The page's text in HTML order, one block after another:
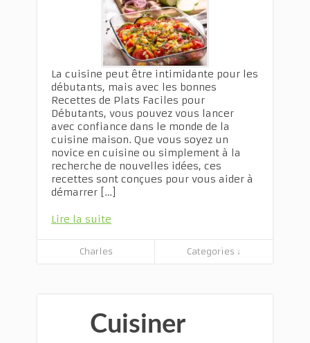
La cuisine peut être intimidante pour les
débutants, mais avec les bonnes
Recettes de Plats Faciles pour
Débutants, vous pouvez vous lancer
avec confiance dans le monde de la
cuisine maison. Que vous soyez un
novice en cuisine ou simplement à la
recherche de nouvelles idées, ces
recettes sont conçues pour vous aider à
démarrer […]
Lire la suite
Charles Categories ↓
Cuisiner